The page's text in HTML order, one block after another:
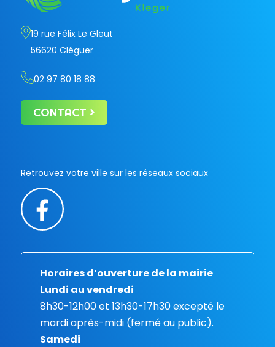
19 rue Félix Le Gleut
56620 Cléguer
02 97 80 18 88
CONTACT
Retrouvez votre ville sur les réseaux sociaux
Horaires d’ouverture de la mairie
Lundi au vendredi
8h30-12h00 et 13h30-17h30 excepté le
mardi après-midi (fermé au public).
Samedi